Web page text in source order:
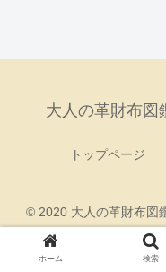
大人の革財布図
トップページ
© 2020 大人の革財布図
ホーム 検索